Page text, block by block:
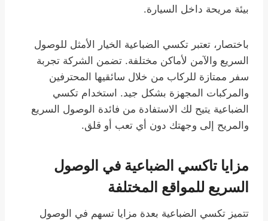
بيئة مريحة داخل السيارة.
باختصار، تعتبر تكسي الضباعية الخيار الأمثل للوصول
السريع والآمن لأماكن مختلفة. تضمن الشركة تجربة
سفر ممتازة للركاب من خلال سائقيها المحترفين
والمركبات المجهزة بشكل جيد. استخدام تكسي
الضباعية يتيح لك الاستفادة من فائدة الوصول السريع
والمريح إلى وجهتك دون أي تعب أو قلق.
مزايا تاكسي الضباعية في الوصول
السريع للمواقع المختلفة
تتميز تكسي الضباعية بعدة مزايا تسهم في الوصول